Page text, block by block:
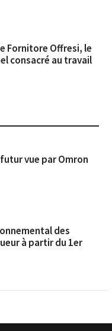
Fornitore Offresi, le
consacré au travail
vue par Omron
des
à partir du 1er